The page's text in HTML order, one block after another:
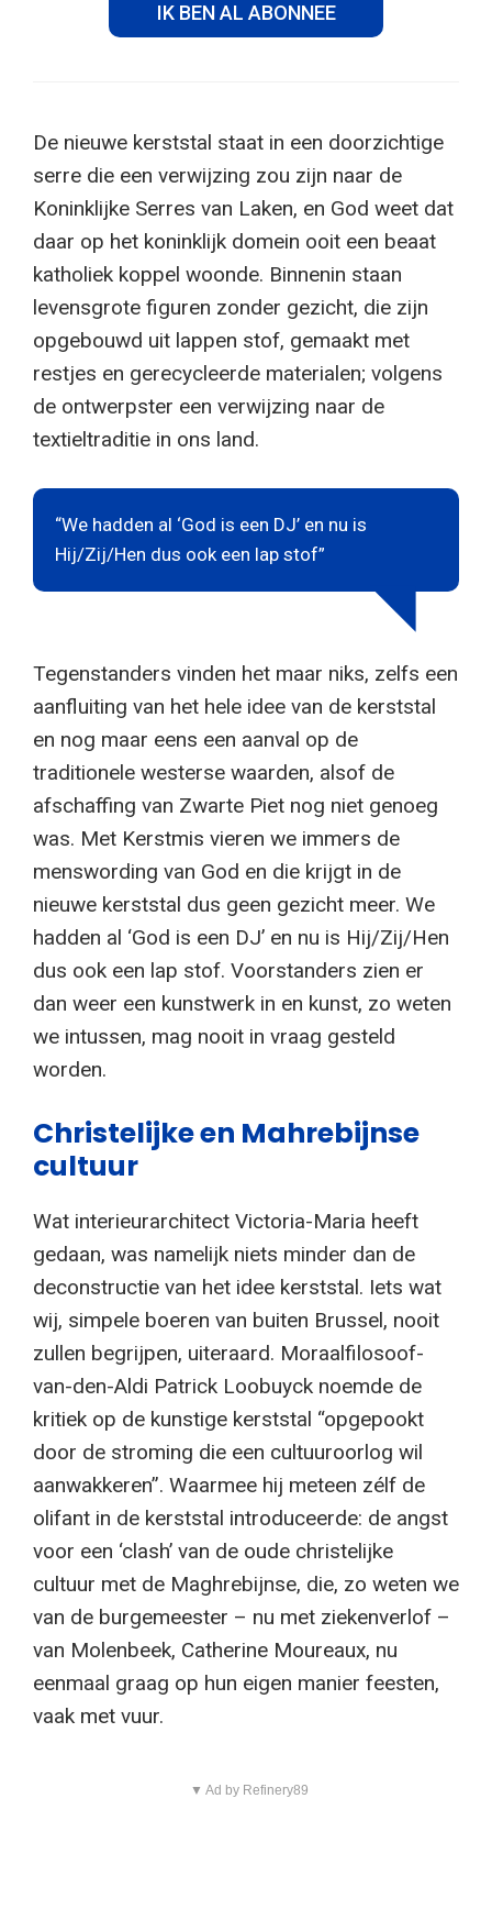
IK BEN AL ABONNEE
De nieuwe kerststal staat in een doorzichtige
serre die een verwijzing zou zijn naar de
Koninklijke Serres van Laken, en God weet dat
daar op het koninklijk domein ooit een beaat
katholiek koppel woonde. Binnenin staan
levensgrote figuren zonder gezicht, die zijn
opgebouwd uit lappen stof, gemaakt met
restjes en gerecycleerde materialen; volgens
de ontwerpster een verwijzing naar de
textieltraditie in ons land.
“We hadden al ‘God is een DJ’ en nu is
Hij/Zij/Hen dus ook een lap stof”
Tegenstanders vinden het maar niks, zelfs een
aanfluiting van het hele idee van de kerststal
en nog maar eens een aanval op de
traditionele westerse waarden, alsof de
afschaffing van Zwarte Piet nog niet genoeg
was. Met Kerstmis vieren we immers de
menswording van God en die krijgt in de
nieuwe kerststal dus geen gezicht meer. We
hadden al ‘God is een DJ’ en nu is Hij/Zij/Hen
dus ook een lap stof. Voorstanders zien er
dan weer een kunstwerk in en kunst, zo weten
we intussen, mag nooit in vraag gesteld
worden.
Christelijke en Mahrebijnse
cultuur
Wat interieurarchitect Victoria-Maria heeft
gedaan, was namelijk niets minder dan de
deconstructie van het idee kerststal. Iets wat
wij, simpele boeren van buiten Brussel, nooit
zullen begrijpen, uiteraard. Moraalfilosoof-
van-den-Aldi Patrick Loobuyck noemde de
kritiek op de kunstige kerststal “opgepookt
door de stroming die een cultuuroorlog wil
aanwakkeren”. Waarmee hij meteen zélf de
olifant in de kerststal introduceerde: de angst
voor een ‘clash’ van de oude christelijke
cultuur met de Maghrebijnse, die, zo weten we
van de burgemeester – nu met ziekenverlof –
van Molenbeek, Catherine Moureaux, nu
eenmaal graag op hun eigen manier feesten,
vaak met vuur.
▼ Ad by Refinery89